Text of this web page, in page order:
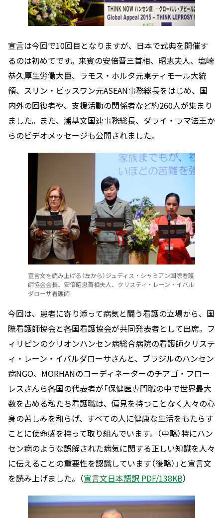
宣言は今回で10回目となりますが、日本で式典を開催す
るのは初めてです。来賓の安倍晋三首相、昭恵夫人、塩崎
恭久厚生労働大臣、ラモス・ホルタ元東ティモール大統
領、スリン・ピッスワン元ASEAN事務総長をはじめ、国
内外の回復者や、支援活動の関係者など約260人が集まり
ました。また、潘基文国連事務総長、ダライ・ラマ法王か
らのビデオメッセージも公開されました。
宣言文を読み上げる（左から）ジュディス・シャミアン国際看護
師協会会長、安倍昭恵首相夫人、クリスティ・レーン・イバル
ダローサ看護師
今回は、患者に寄り添って病気と闘う看護の立場から、国
際看護師協会と各国看護協会が共同発表者として出席。フ
ィリピンのクリオンハンセン病総合病院の看護師クリステ
ィ・レーン・イバルダローサさんと、ブラジルのハンセン
病NGO、MORHANのコーディネーターのチアゴ・フロー
レスさんら各国の代表者が「保健医専門職の中で世界最大
数を占める私たち看護職は、偏見を持つことなく人々の心
身の苦しみを和らげ、すべての人に健康な生活をもたらす
ことに使命感を持って取り組んでいます。（中略）特にハン
セン病のような誤解された病気に関する正しい知識を人々
に伝えることの重要性を認識しています（後略）」と宣言文
を読み上げました。（宣言文日本語訳 PDF/138KB）